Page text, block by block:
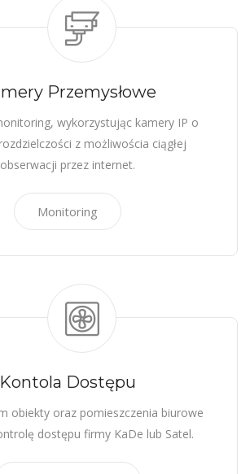
Przemysłowe
wykorzystując kamery IP o
z możliwościa ciągłej
obserwacji przez internet.
Monitoring
Kontola Dostępu
obiekty oraz pomieszczenia biurowe
dostępu firmy KaDe lub Satel.